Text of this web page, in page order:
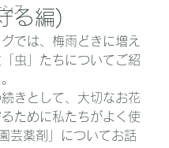
ンスる編)
では、梅雨どきに増え
虫」たちについてご紹
きとして、大切なお花
ために私たちがよく使
芸薬剤」についてお話